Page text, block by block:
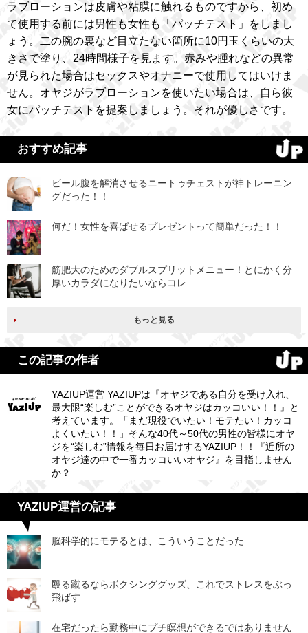
ラブローションは皮膚や粘膜に触れるものですから、初め
て使用する前には男性も女性も「パッチテスト」をしまし
ょう。二の腕の裏など目立たない箇所に10円玉くらいの大
きさで塗り、24時間様子を見ます。赤みや腫れなどの異常
が見られた場合はセックスやオナニーで使用してはいけま
せん。オヤジがラブローションを使いたい場合は、自ら彼
女にパッチテストを提案しましょう。それが優しさです。
おすすめ記事
ビール腹を解消させるニートゥチェストが神トレーニン
グだった！！
何だ！女性を喜ばせるプレゼントって簡単だった！！
筋肥大のためのダブルスプリットメニュー！とにかく分
厚いカラダになりたいならコレ
もっと見る
この記事の作者
YAZIUP運営 YAZIUPは『オヤジである自分を受け入れ、
最大限“楽しむ”ことができるオヤジはカッコいい！！』と
考えています。「まだ現役でいたい！モテたい！カッコ
よくいたい！！」そんな40代～50代の男性の皆様にオヤ
ジを“楽しむ”情報を毎日お届けするYAZIUP！！『近所の
オヤジ達の中で一番カッコいいオヤジ』を目指しません
か？
YAZIUP運営の記事
脳科学的にモテるとは、こういうことだった
殴る蹴るならボクシンググッズ、これでストレスをぶっ
飛ばす
在宅だったら勤務中にプチ瞑想ができるではありません